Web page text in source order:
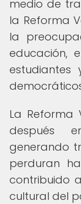
medio de
la Reforma
la
educación,
La Reforma
después
generando
perduran
contribuido
cultural del